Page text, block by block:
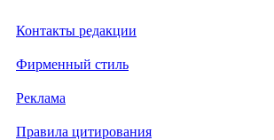
Контакты редакции
Фирменный стиль
Реклама
Правила цитирования